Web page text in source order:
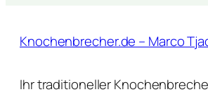
Knochenbrecher.de – Marco
Ihr traditioneller